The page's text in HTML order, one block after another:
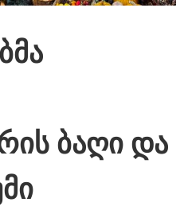
ბაღი და